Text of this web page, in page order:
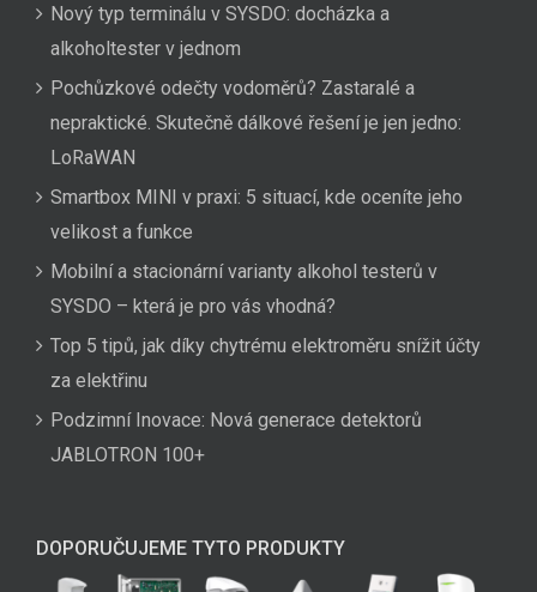
Nový typ terminálu v SYSDO: docházka a
alkoholtester v jednom
Pochůzkové odečty vodoměrů? Zastaralé a
nepraktické. Skutečně dálkové řešení je jen jedno:
LoRaWAN
Smartbox MINI v praxi: 5 situací, kde oceníte jeho
velikost a funkce
Mobilní a stacionární varianty alkohol testerů v
SYSDO – která je pro vás vhodná?
Top 5 tipů, jak díky chytrému elektroměru snížit účty
za elektřinu
Podzimní Inovace: Nová generace detektorů
JABLOTRON 100+
DOPORUČUJEME TYTO PRODUKTY